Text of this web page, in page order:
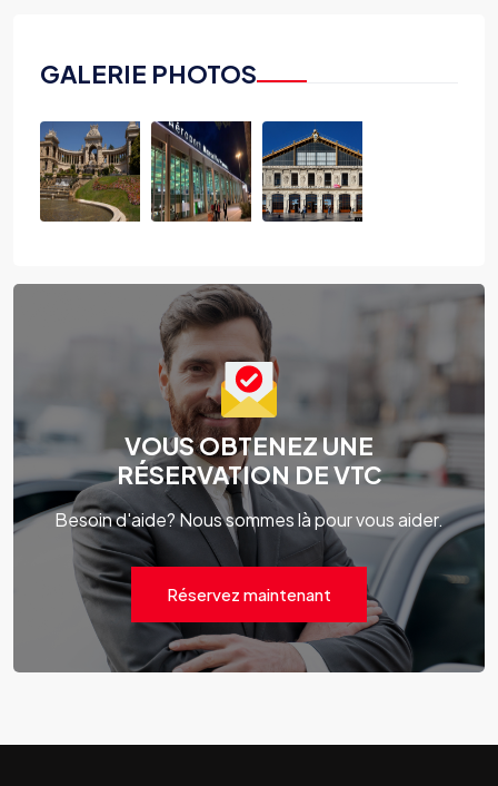
GALERIE PHOTOS
VOUS OBTENEZ UNE
RÉSERVATION DE VTC
Besoin d'aide? Nous sommes là pour vous aider.
Réservez maintenant